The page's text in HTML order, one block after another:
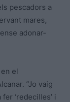
pescadors a
mares,
adonar-
el
“Jo vaig
‘redecilles’ i